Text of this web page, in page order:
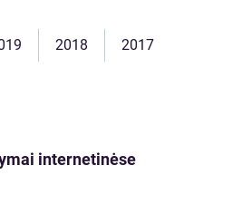
2018 2017
internetinėse